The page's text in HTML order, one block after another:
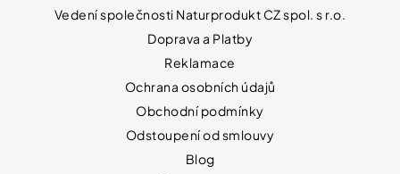
Vedení společnosti Naturprodukt CZ spol. s r.o.
Doprava a Platby
Reklamace
Ochrana osobních údajů
Obchodní podmínky
Odstoupení od smlouvy
Blog